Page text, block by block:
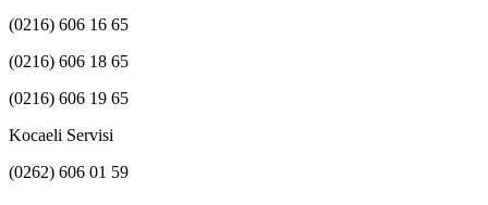
(0216) 606 16 65
(0216) 606 18 65
(0216) 606 19 65
Kocaeli Servisi
(0262) 606 01 59